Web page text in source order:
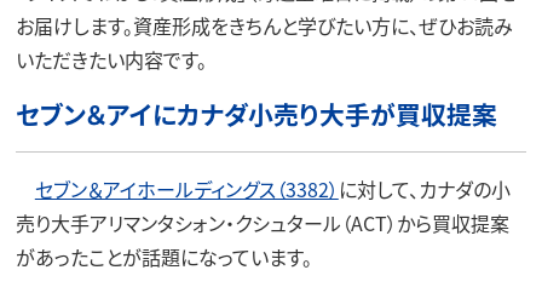
お届けします。資産形成をきちんと学びたい方に、ぜひお読み
いただきたい内容です。
セブン＆アイにカナダ小売り大手が買収提案
セブン＆アイホールディングス（3382） に対して、カナダの小
売り大手アリマンタシォン・クシュタール（ACT）から買収提案
があったことが話題になっています。